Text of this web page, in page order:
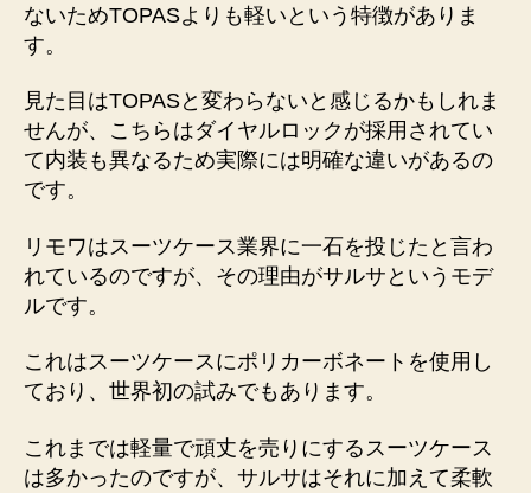
ないためTOPASよりも軽いという特徴がありま
す。
見た目はTOPASと変わらないと感じるかもしれま
せんが、こちらはダイヤルロックが採用されてい
て内装も異なるため実際には明確な違いがあるの
です。
リモワはスーツケース業界に一石を投じたと言わ
れているのですが、その理由がサルサというモデ
ルです。
これはスーツケースにポリカーボネートを使用し
ており、世界初の試みでもあります。
これまでは軽量で頑丈を売りにするスーツケース
は多かったのですが、サルサはそれに加えて柔軟